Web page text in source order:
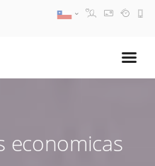
economicas
PM